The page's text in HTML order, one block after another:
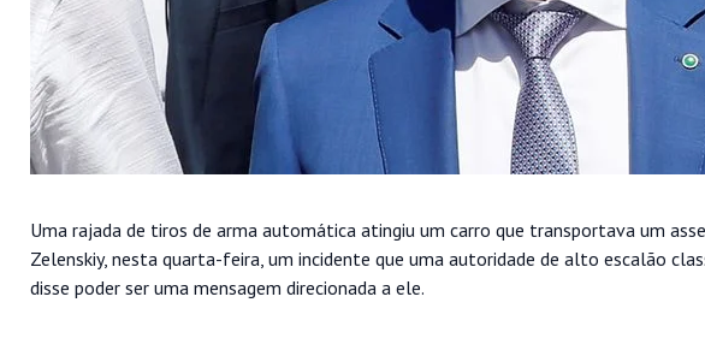
Uma rajada de tiros de arma automática atingiu um carro que transportava um
Zelenskiy, nesta quarta-feira, um incidente que uma autoridade de alto escalão
disse poder ser uma mensagem direcionada a ele.